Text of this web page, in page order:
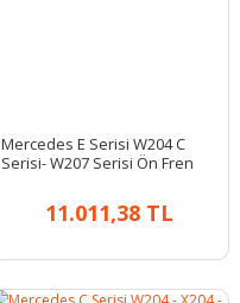
Mercedes E Serisi W204 C
Serisi- W207 Serisi Ön Fren
11.011,38 TL